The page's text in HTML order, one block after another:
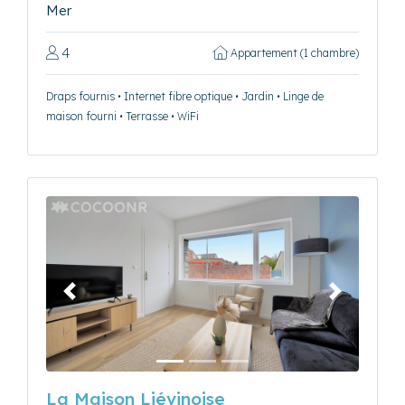
Mer
4 Appartement (1 chambre)
Draps fournis • Internet fibre optique • Jardin • Linge de
maison fourni • Terrasse • WiFi
Précédent Suivant
La Maison Liévinoise